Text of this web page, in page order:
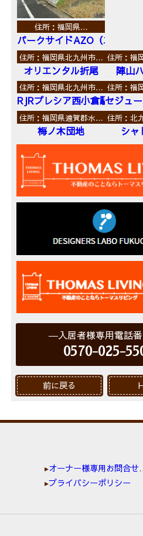
住所：福岡県…
パークサイドAZO（エーゼッ
住所：福岡県北九州市…
オリエンタル折尾
住所：福
陣山
住所：福岡県北九州市…
RJRプレシア西小倉駅前
住所：福
セジュ
住所：福岡県遠賀郡水…
梅ノ木団地
住所：北
シャ
入居者様専用電話
0570-025-
前に戻る
オーナー様専用お問合せ窓口
プライバシーポリシー